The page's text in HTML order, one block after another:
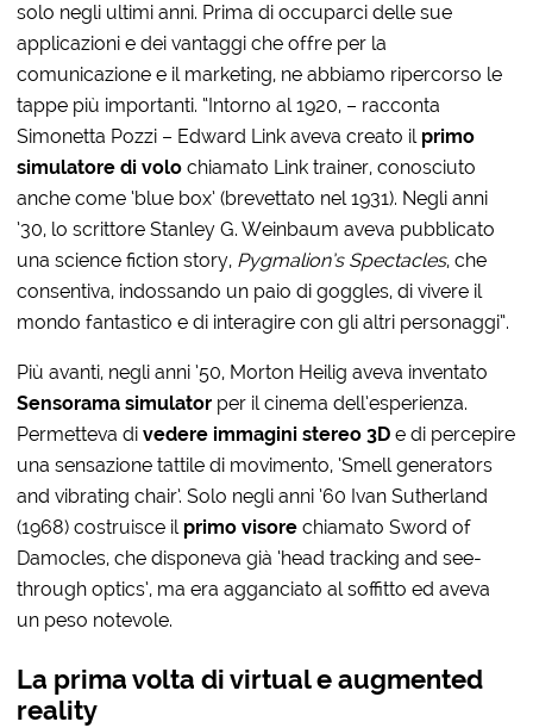
solo negli ultimi anni. Prima di occuparci delle sue
applicazioni e dei vantaggi che offre per la
comunicazione e il marketing, ne abbiamo ripercorso le
tappe più importanti. “Intorno al 1920, – racconta
Simonetta Pozzi – Edward Link aveva creato il primo
simulatore di volo chiamato Link trainer, conosciuto
anche come ‘blue box’ (brevettato nel 1931). Negli anni
’30, lo scrittore Stanley G. Weinbaum aveva pubblicato
una science fiction story, Pygmalion’s Spectacles, che
consentiva, indossando un paio di goggles, di vivere il
mondo fantastico e di interagire con gli altri personaggi”.
Più avanti, negli anni ’50, Morton Heilig aveva inventato
Sensorama simulator per il cinema dell’esperienza.
Permetteva divedere immagini stereo 3D e di percepire
una sensazione tattile di movimento, ‘Smell generators
and vibrating chair’. Solo negli anni ’60 Ivan Sutherland
(1968) costruisce il primo visore chiamato Sword of
Damocles, che disponeva già ‘head tracking and see-
through optics’, ma era agganciato al soffitto ed aveva
un peso notevole.
La prima volta di virtual e augmented
reality